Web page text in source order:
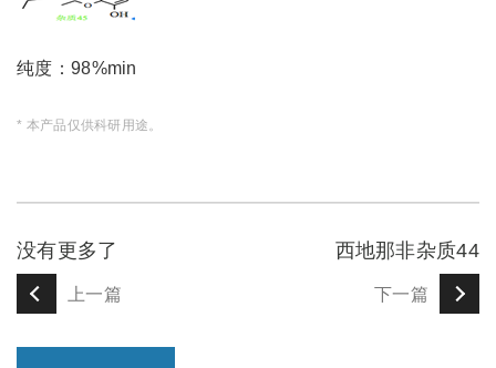
纯度：98%min
* 本产品仅供科研用途。
没有更多了
上一篇
西地那非杂质44
下一篇